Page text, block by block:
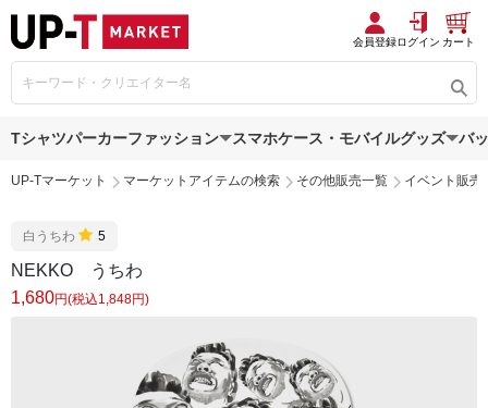
会員登録ログイン カート
Tシャツパーカーファッション スマホケース・モバイルグッズ バ
UP-Tマーケット マーケットアイテムの検索 その他販売一覧 イベント販売
白うちわ 5
NEKKO うちわ
1,680円(税込1,848円)